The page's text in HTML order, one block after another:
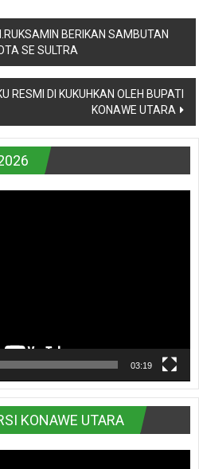
BERIKAN SAMBUTAN
SE SULTRA
RESMI DI KUKUHKAN OLEH BUPATI
KONAWE UTARA
03:19
KONAWE UTARA